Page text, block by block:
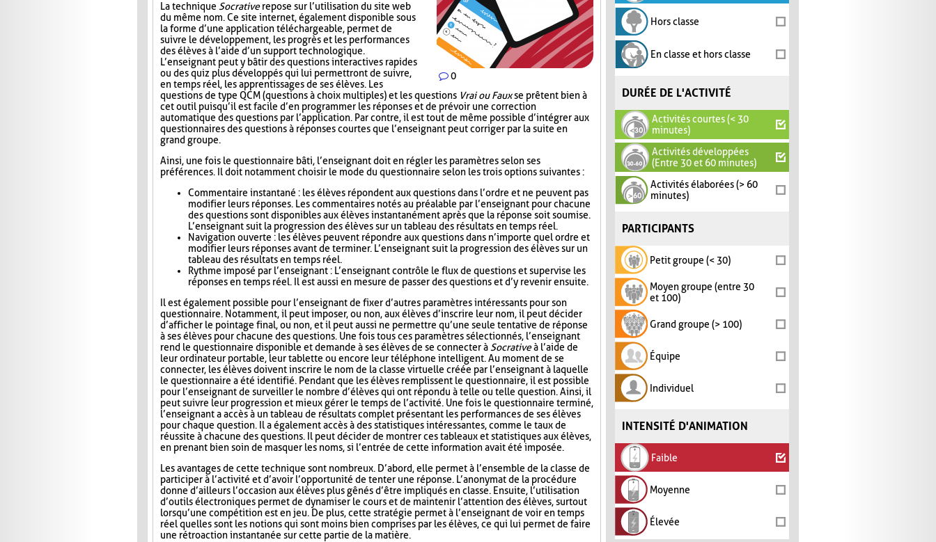
Hors classe
En classe et hors classe
DURÉE DE L'ACTIVITÉ
Activités courtes (< 30
minutes)
Activités développées
(Entre 30 et 60 minutes)
Activités élaborées (> 60
minutes)
PARTICIPANTS
Petit groupe (< 30)
Moyen groupe (entre 30
et 100)
Grand groupe (> 100)
Équipe
Individuel
INTENSITÉ D'ANIMATION
Faible
Moyenne
Élevée
0
La technique Socrativerepose sur l’utilisation du site web
du même nom. Ce site internet, également disponible sous
la forme d’une application téléchargeable, permet de
suivre le développement, les progrès et les performances
des élèves à l’aide d’un support technologique.
L’enseignant peut y bâtir des questions interactives rapides
ou des quiz plus développés qui lui permettront de suivre,
en temps réel, les apprentissages de ses élèves. Les
questions de type QCM (questions à choix multiples) et les questions Vrai ou Fauxse prêtent bien à
cet outil puisqu’il est facile d’en programmer les réponses et de prévoir une correction
automatique des questions par l’application. Par contre, il est tout de même possible d’intégrer aux
questionnaires des questions à réponses courtes que l’enseignant peut corriger par la suite en
grand groupe.
Ainsi, une fois le questionnaire bâti, l’enseignant doit en régler les paramètres selon ses
préférences. Il doit notamment choisir le mode du questionnaire selon les trois options suivantes :
Commentaire instantané : les élèves répondent aux questions dans l’ordre et ne peuvent pas
modifier leurs réponses. Les commentaires notés au préalable par l’enseignant pour chacune
des questions sont disponibles aux élèves instantanément après que la réponse soit soumise.
L’enseignant suit la progression des élèves sur un tableau des résultats en temps réel.
Navigation ouverte : les élèves peuvent répondre aux questions dans n’importe quel ordre et
modifier leurs réponses avant de terminer. L’enseignant suit la progression des élèves sur un
tableau des résultats en temps réel.
Rythme imposé par l’enseignant : L’enseignant contrôle le flux de questions et supervise les
réponses en temps réel. Il est aussi en mesure de passer des questions et d’y revenir ensuite.
Il est également possible pour l’enseignant de fixer d’autres paramètres intéressants pour son
questionnaire. Notamment, il peut imposer, ou non, aux élèves d’inscrire leur nom, il peut décider
d’afficher le pointage final, ou non, et il peut aussi ne permettre qu’une seule tentative de réponse
à ses élèves pour chacune des questions. Une fois tous ces paramètres sélectionnés, l’enseignant
rend le questionnaire disponible et demande à ses élèves de se connecter àSocrativeà l’aide de
leur ordinateur portable, leur tablette ou encore leur téléphone intelligent. Au moment de se
connecter, les élèves doivent inscrire le nom de la classe virtuelle créée par l’enseignant à laquelle
le questionnaire a été identifié. Pendant que les élèves remplissent le questionnaire, il est possible
pour l’enseignant de surveiller le nombre d’élèves qui ont répondu à telle ou telle question. Ainsi, il
peut suivre leur progression et mieux gérer le temps de l’activité. Une fois le questionnaire terminé,
l’enseignant a accès à un tableau de résultats complet présentant les performances de ses élèves
pour chaque question. Il a également accès à des statistiques intéressantes, comme le taux de
réussite à chacune des questions. Il peut décider de montrer ces tableaux et statistiques aux élèves,
en prenant bien soin de masquer les noms, si l’entrée de cette information avait été imposée.
Les avantages de cette technique sont nombreux. D’abord, elle permet à l’ensemble de la classe de
participer à l’activité et d’avoir l’opportunité de tenter une réponse. L’anonymat de la procédure
donne d’ailleurs l’occasion aux élèves plus gênés d’être impliqués en classe. Ensuite, l’utilisation
d’outils électroniques permet de dynamiser le cours et de maintenir l’attention des élèves, surtout
lorsqu’une compétition est en jeu. De plus, cette stratégie permet à l’enseignant de voir en temps
réel quelles sont les notions qui sont moins bien comprises par les élèves, ce qui lui permet de faire
une rétroaction instantanée sur cette partie de la matière.